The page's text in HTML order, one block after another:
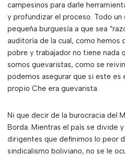
campesinos para darle
y profundizar el proceso. Todo un
pequeña burguesía a que sea
auditoría de la cual, como hemos
pobre y trabajador no tiene nada
somos guevaristas, como se
podemos asegurar que si este es
propio Che era guevarista.
Ni que decir de la burocracia del
Borda. Mientras el país se divide
dirigentes que definimos lo peor
sindicalismo boliviano, no se le